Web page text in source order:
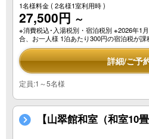
1名様料金( 2名様1室利用時 )
27,500円 ～
※消費税込･入湯税別・宿泊税別 ※2026年1
合、お一人様 1泊あたり300円の宿泊税が課
詳細/ご予
定員:1～5名様
【山翠館和室（和室10